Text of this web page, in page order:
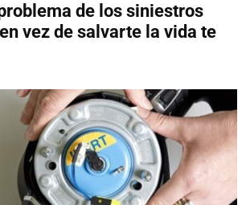
de los siniestros
vez de salvarte la vida te